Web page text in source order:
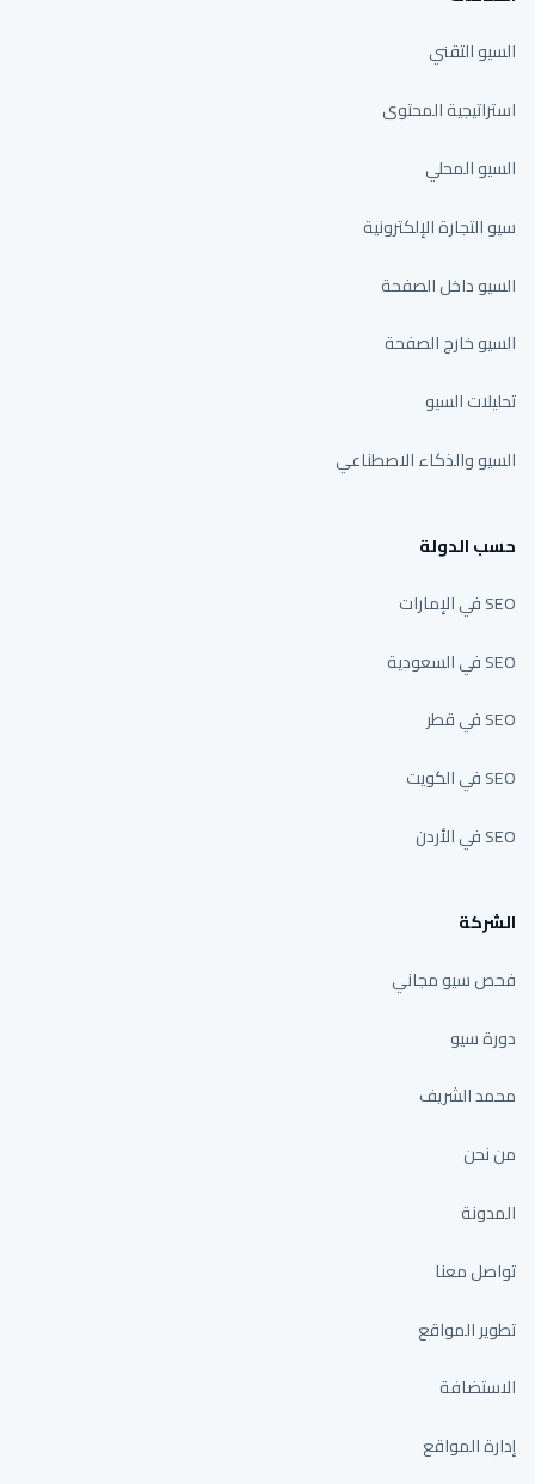
السيو التقني
استراتيجية المحتوى
السيو المحلي
سيو التجارة الإلكترونية
السيو داخل الصفحة
السيو خارج الصفحة
تحليلات السيو
السيو والذكاء الاصطناعي
حسب الدولة
SEO في الإمارات
SEO في السعودية
SEO في قطر
SEO في الكويت
SEO في الأردن
الشركة
فحص سيو مجاني
دورة سيو
محمد الشريف
من نحن
المدونة
تواصل معنا
تطوير المواقع
الاستضافة
إدارة المواقع